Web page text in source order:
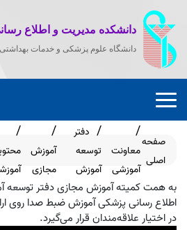
دانشکده مدیریت و اطلاع
دانشگاه علوم پزشکی و خدمات بهداشتی
صفحه
اصلی
معاونت
آموزشی
دفتر
توسعه
آموزش
آموزش
مجازی
به همت کمیته آموزش مجازی دفتر توسعه
اطلاع رسانی پزشکی آموزش ضبط صدا روی
در اختیار علاقه‌مندان قرار می‌گیرد.